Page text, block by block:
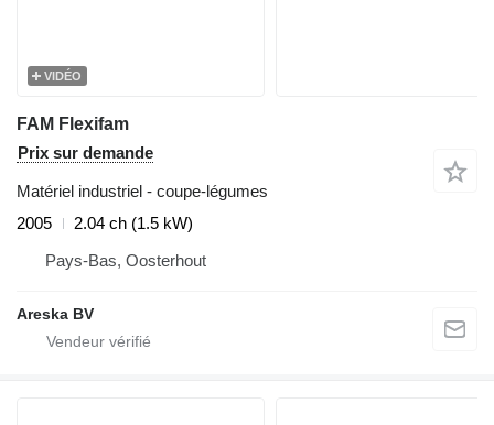
VIDÉO
FAM Flexifam
Prix sur demande
Matériel industriel - coupe-légumes
2005
2.04 ch (1.5 kW)
Pays-Bas, Oosterhout
Areska BV